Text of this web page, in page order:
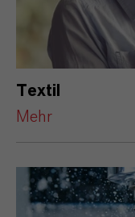
Textil
Mehr